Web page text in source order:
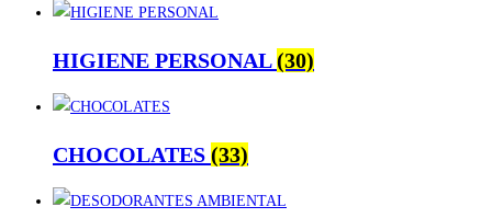
HIGIENE PERSONAL(30)
CHOCOLATES (33)